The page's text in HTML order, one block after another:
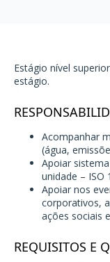
Estágio nível
estágio.
Acompanhar
(água,
Apoiar
unidade – ISO
Apoiar nos
corporativos,
ações sociais
REQUISITOS E